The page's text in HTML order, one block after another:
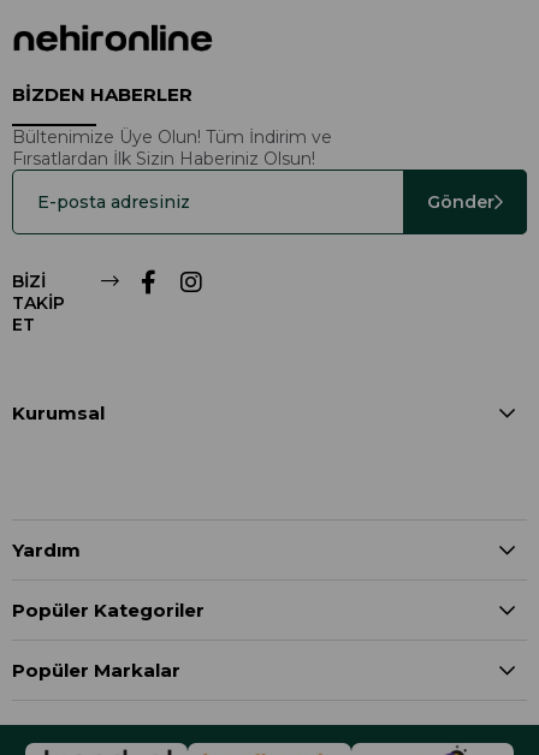
BİZDEN HABERLER
Bültenimize Üye Olun! Tüm İndirim ve
Fırsatlardan İlk Sizin Haberiniz Olsun!
Gönder
BİZİ
TAKİP
ET
Kurumsal
Yardım
Popüler Kategoriler
Popüler Markalar